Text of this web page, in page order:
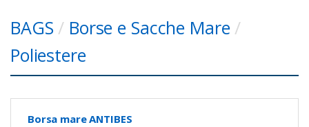
BAGS / Borse e Sacche Mare/
Poliestere
Borsa mare ANTIBES